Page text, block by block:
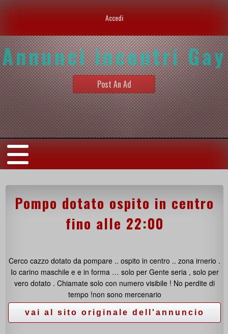
Accedi
Annunci incontri Gay
Post An Ad
Pompo dotato ospito in centro
fino alle 22:00
Cerco cazzo dotato da pompare .. ospito in centro .. zona irnerio .
Io carino maschile e e in forma … solo per Gente seria , solo per
vero dotato . Chiamate solo con numero visibile ! No perdite di
tempo !non sono mercenario